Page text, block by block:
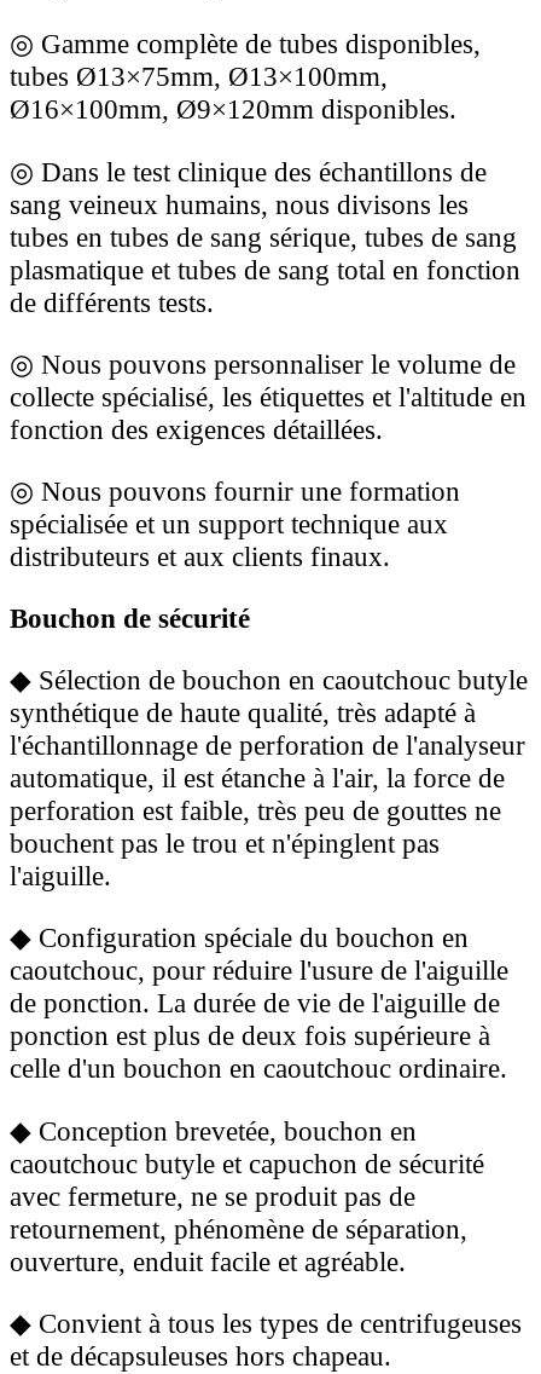
◎ Gamme complète de tubes disponibles,
tubes Ø13×75mm, Ø13×100mm,
Ø16×100mm, Ø9×120mm disponibles.
◎ Dans le test clinique des échantillons de
sang veineux humains, nous divisons les
tubes en tubes de sang sérique, tubes de sang
plasmatique et tubes de sang total en fonction
de différents tests.
◎ Nous pouvons personnaliser le volume de
collecte spécialisé, les étiquettes et l'altitude en
fonction des exigences détaillées.
◎ Nous pouvons fournir une formation
spécialisée et un support technique aux
distributeurs et aux clients finaux.
Bouchon de sécurité
◆ Sélection de bouchon en caoutchouc butyle
synthétique de haute qualité, très adapté à
l'échantillonnage de perforation de l'analyseur
automatique, il est étanche à l'air, la force de
perforation est faible, très peu de gouttes ne
bouchent pas le trou et n'épinglent pas
l'aiguille.
◆ Configuration spéciale du bouchon en
caoutchouc, pour réduire l'usure de l'aiguille
de ponction. La durée de vie de l'aiguille de
ponction est plus de deux fois supérieure à
celle d'un bouchon en caoutchouc ordinaire.
◆ Conception brevetée, bouchon en
caoutchouc butyle et capuchon de sécurité
avec fermeture, ne se produit pas de
retournement, phénomène de séparation,
ouverture, enduit facile et agréable.
◆ Convient à tous les types de centrifugeuses
et de décapsuleuses hors chapeau.